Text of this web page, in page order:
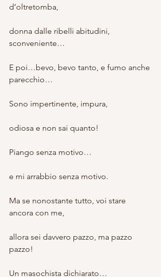
d’oltretomba,
donna dalle ribelli abitudini,
sconveniente…
E poi…bevo, bevo tanto, e fumo anche
parecchio…
Sono impertinente, impura,
odiosa e non sai quanto!
Piango senza motivo…
e mi arrabbio senza motivo.
Ma se nonostante tutto, voi stare
ancora con me,
allora sei davvero pazzo, ma pazzo
pazzo!
Un masochista dichiarato…